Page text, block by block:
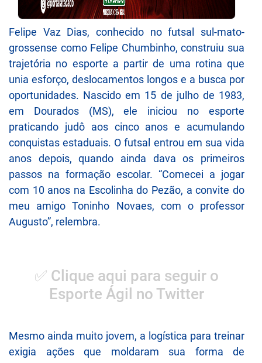
Felipe Vaz Dias, conhecido no futsal sul-mato-
grossense como Felipe Chumbinho, construiu sua
trajetória no esporte a partir de uma rotina que
unia esforço, deslocamentos longos e a busca por
oportunidades. Nascido em 15 de julho de 1983,
em Dourados (MS), ele iniciou no esporte
praticando judô aos cinco anos e acumulando
conquistas estaduais. O futsal entrou em sua vida
anos depois, quando ainda dava os primeiros
passos na formação escolar. “Comecei a jogar
com 10 anos na Escolinha do Pezão, a convite do
meu amigo Toninho Novaes, com o professor
Augusto”, relembra.
✅ Clique aqui para seguir o
Esporte Ágil no Twitter
Mesmo ainda muito jovem, a logística para treinar
exigia ações que moldaram sua forma de